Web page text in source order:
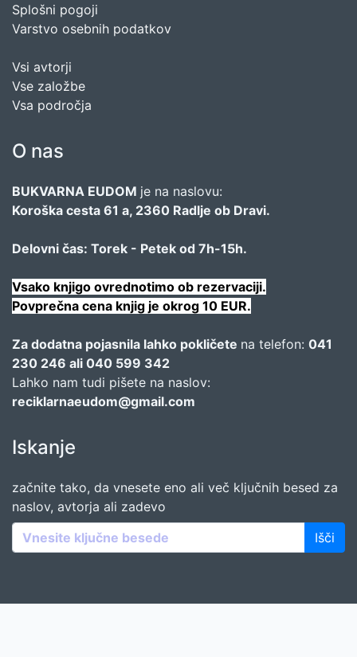
Splošni pogoji
Varstvo osebnih podatkov
Vsi avtorji
Vse založbe
Vsa področja
O nas
BUKVARNA EUDOM je na naslovu:
Koroška cesta 61 a, 2360 Radlje ob Dravi.
Delovni čas: Torek - Petek od 7h-15h.
Vsako knjigo ovrednotimo ob rezervaciji.
Povprečna cena knjig je okrog 10 EUR.
Za dodatna pojasnila lahko pokličete na telefon: 041
230 246 ali 040 599 342
Lahko nam tudi pišete na naslov:
reciklarnaeudom@gmail.com
Iskanje
začnite tako, da vnesete eno ali več ključnih besed za
naslov, avtorja ali zadevo
Išči